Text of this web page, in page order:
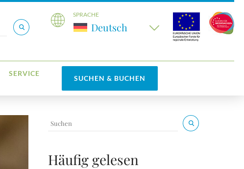
SPRACHE
Deutsch
SERVICE
SUCHEN & BUCHEN
Häufig gelesen